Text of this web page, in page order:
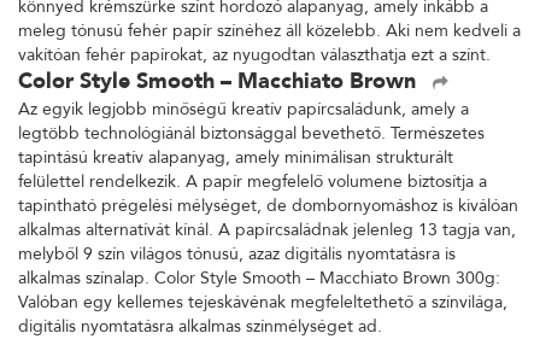
könnyed krémszürke színt hordozó alapanyag, amely inkább a
meleg tónusú fehér papír színéhez áll közelebb. Aki nem kedveli a
vakítóan fehér papírokat, az nyugodtan választhatja ezt a színt.
Color Style Smooth – Macchiato Brown
Az egyik legjobb minőségű kreatív papírcsaládunk, amely a
legtöbb technológiánál biztonsággal bevethető. Természetes
tapintású kreatív alapanyag, amely minimálisan strukturált
felülettel rendelkezik. A papír megfelelő volumene biztosítja a
tapintható prégelési mélységet, de dombornyomáshoz is kiválóan
alkalmas alternatívát kínál. A papírcsaládnak jelenleg 13 tagja van,
melyből 9 szín világos tónusú, azaz digitális nyomtatásra is
alkalmas színalap. Color Style Smooth – Macchiato Brown 300g:
Valóban egy kellemes tejeskávénak megfeleltethető a színvilága,
digitális nyomtatásra alkalmas színmélységet ad.